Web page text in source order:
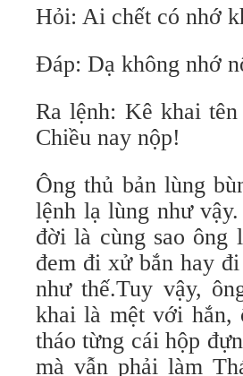
Hỏi: Ai chết có nhớ
Đáp: Dạ không nhớ
Ra lệnh: Kê khai
Chiều nay nộp!
Ông thủ bản lùng
lệnh lạ lùng như
đời là cùng sao ông
đem đi xử bắn hay
như thế.Tuy vậy,
khai là mệt với hắn,
tháo từng cái hộp
mà vẫn phải làm